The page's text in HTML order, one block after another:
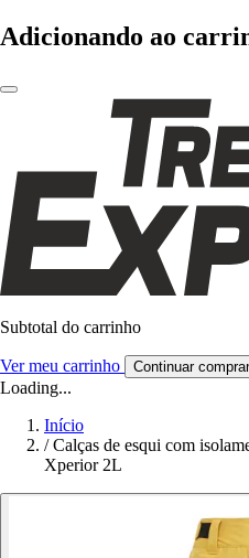
Adicionando ao
Subtotal do carrinho
Ver meu carrinho Continuar
Loading...
Início
/ Calças de esqui com
Xperior 2L